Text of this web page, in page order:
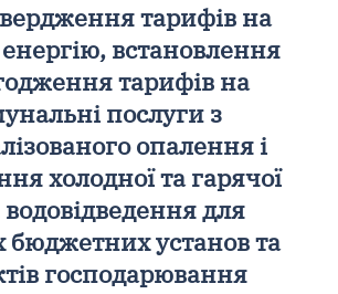
тарифів на
встановлення
тарифів на
послуги з
опалення і
холодної та гарячої
для
бюджетних установ та
господарювання